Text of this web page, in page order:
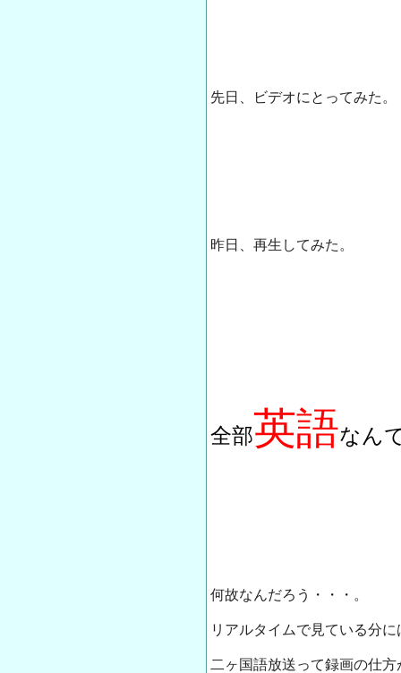
先日、ビデオにとってみた。
昨日、再生してみた。
全部英語なん
何故なんだろう・・・。
リアルタイムで見ている分
二ヶ国語放送って録画の仕